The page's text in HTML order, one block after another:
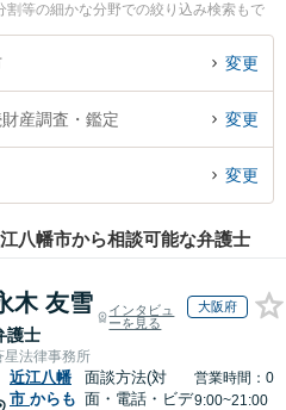
等の細かな分野での絞り込み検索もで
俣木 徹弁護士やローイング法律事務所
や弁護士費用、強みなどが注目されてい
した相続財産調査・鑑定のトラブルを
相談無料で相続財産調査・鑑定を法律
予約したい』などでお困りの相談者さ
変更
産調査・鑑定 変更
変更
八幡市から相談可能な弁護士
木 友雪
護士
インタビュ
ーを見る
大阪府
星法律事務所
近江八幡
市 からも
面談方法(対
面・電話・ビデ
営業時間：0
9:00~21:00